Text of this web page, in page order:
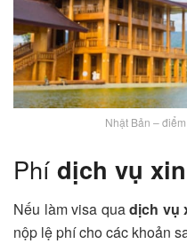
Nhật Bản –
Phí dịch vụ
Nếu làm visa quadịch vụ
nộp lệ phí cho các khoản